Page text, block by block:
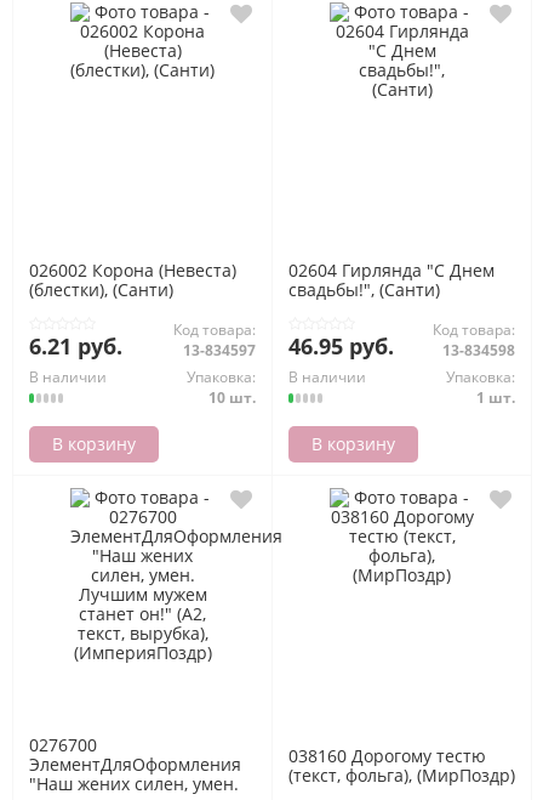
026002 Корона (Невеста)
(блестки), (Санти)
6.21 руб.
Код товара:
13-834597
В наличии
Упаковка:
10 шт.
В корзину
02604 Гирлянда "С Днем
свадьбы!", (Санти)
46.95 руб.
Код товара:
13-834598
В наличии
Упаковка:
1 шт.
В корзину
0276700
ЭлементДляОформления
"Наш жених силен, умен.
038160 Дорогому тестю
(текст, фольга), (МирПоздр)